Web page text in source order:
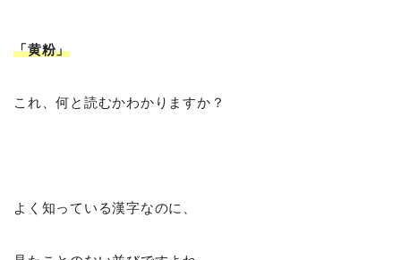
「黄粉」
これ、何と読むかわかりますか？
よく知っている漢字なのに、